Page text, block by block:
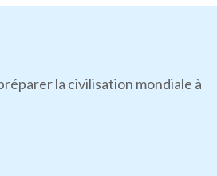
la civilisation mondiale à